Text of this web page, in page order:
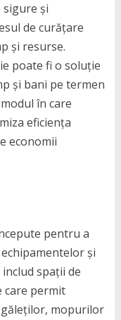
sigure și
de curățare
și resurse.
poate fi o soluție
și bani pe termen
în care
eficiența
economii
pentru a
și
spații de
care permit
mopurilor